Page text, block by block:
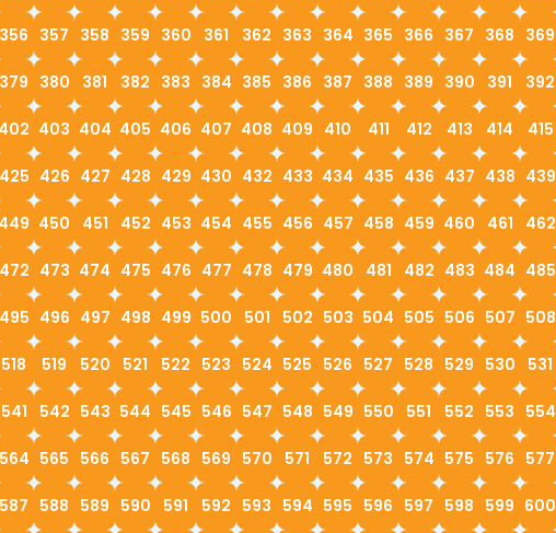
356 357 358 359 360 361 362 363 364 365 366 367 368 369
379 380 381 382 383 384 385 386 387 388 389 390 391 392
402 403 404 405 406 407 408 409 410 411 412 413 414 415
425 426 427 428 429 430 432 433 434 435 436 437 438 439
449 450 451 452 453 454 455 456 457 458 459 460 461 462
472 473 474 475 476 477 478 479 480 481 482 483 484 485
495 496 497 498 499 500 501 502 503 504 505 506 507 508
518 519 520 521 522 523 524 525 526 527 528 529 530 531
541 542 543 544 545 546 547 548 549 550 551 552 553 554
564 565 566 567 568 569 570 571 572 573 574 575 576 577
587 588 589 590 591 592 593 594 595 596 597 598 599 600